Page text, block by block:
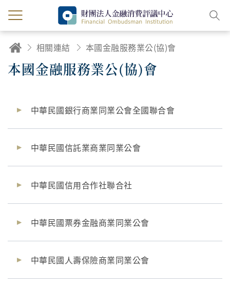
相關連結 本國金融服務業公(協)會
本國金融服務業公(協)會
中華民國銀行商業同業公會全國聯合會
中華民國信託業商業同業公會
中華民國信用合作社聯合社
中華民國票券金融商業同業公會
中華民國人壽保險商業同業公會